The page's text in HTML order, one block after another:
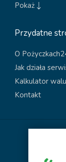
Pokaż
Przydatne
O
Jak działa
Kalkulator
Kontakt